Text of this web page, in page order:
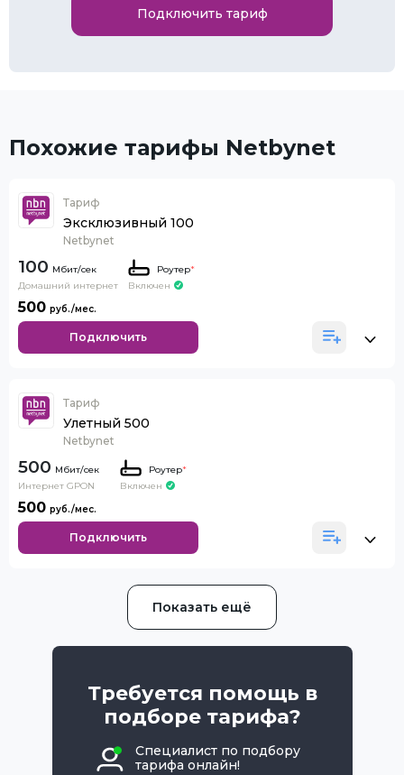
Подключить тариф
Похожие тарифы Netbynet
Тариф
Эксклюзивный 100
Netbynet
100
Домашний интернет
Роутер*
Включен
500
Подключить
Тариф
Улетный 500
Netbynet
500
Интернет GPON
Роутер*
Включен
500
Подключить
Показать ещё
Требуется помощь в
подборе тарифа?
Специалист по подбору
тарифа онлайн!